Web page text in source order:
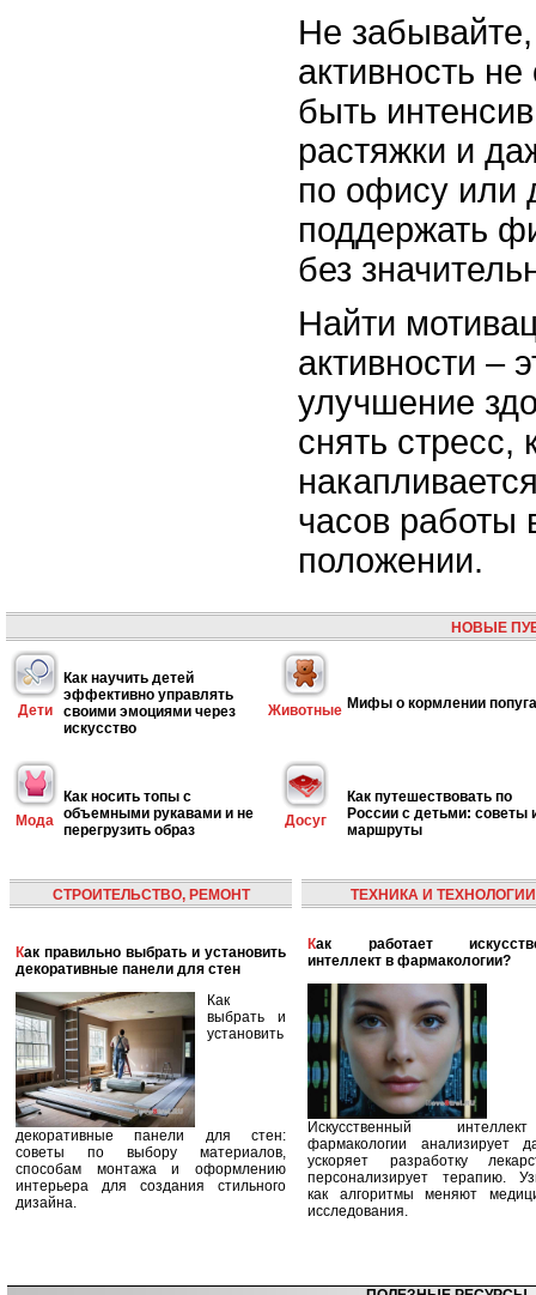
Не
активность
быть
растяжки и
по офису или
поддержать
без
Найти
активности –
улучшение
снять стресс,
часов работы
положении.
НОВЫЕ
Дети
Как научить детей
эффективно управлять
своими эмоциями через
искусство
Животные Мифы о кормлении
Мода
Как носить топы с
объемными рукавами и не
перегрузить образ
Досуг
Как путешествовать по
России с детьми: советы
маршруты
СТРОИТЕЛЬСТВО, РЕМОНТ
Как правильно выбрать и установить
декоративные панели для стен
Как
выбрать и
установить
декоративные панели для стен:
советы по выбору материалов,
способам монтажа и оформлению
интерьера для создания стильного
дизайна.
ТЕХНИКА И ТЕХНОЛОГИИ
Как работает искусственный
интеллект в фармакологии?
Искусственный
фармакологии анализирует
ускоряет разработку
персонализирует терапию.
как алгоритмы меняют
исследования.